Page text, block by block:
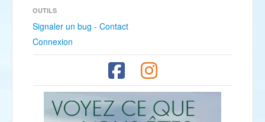
OUTILS
Signaler un bug - Contact
Connexion